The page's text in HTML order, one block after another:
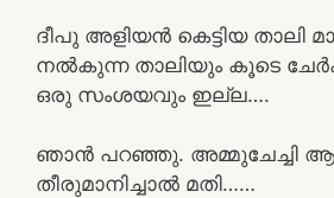
ദീപു അളിയൻ കെട്ടിയ താലി
നൽകുന്ന താലിയും കൂടെ
ഒരു സംശയവും ഇല്ല….
ഞാൻ പറഞ്ഞു. അമ്മുചേച്ചി
തീരുമാനിച്ചാൽ മതി……